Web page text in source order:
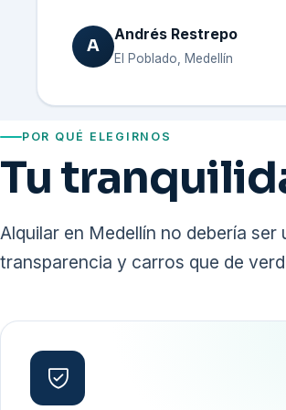
A
Andrés Restrepo
El Poblado, Medellín
POR QUÉ ELEGIRNOS
Tu
Alquilar en Medellín no debería
transparencia y carros que de